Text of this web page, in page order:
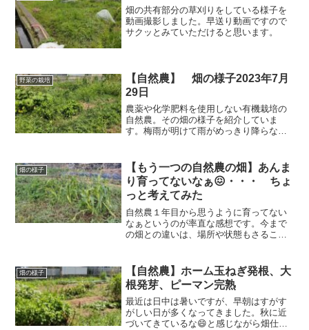
畑の共有部分の草刈りをしている様子を
動画撮影しました。早送り動画ですので
サクッとみていただけると思います。
野菜の栽培
【自然農】 畑の様子2023年7月
29日
農薬や化学肥料を使用しない有機栽培の
自然農。その畑の様子を紹介していま
す。梅雨が明けて雨がめっきり降らなく
れしてしまう。刈らないと草に負ける
し、中途半端に刈ると永遠に草刈りをし
ないといけない。どうしたらいいの？
畑の様子
【もう一つの自然農の畑】あんま
り育ってないなぁ😖・・・ ちょ
っと考えてみた
自然農１年目から思うように育ってない
なぁというのが率直な感想です。今まで
の畑との違いは、場所や状態もさること
た畝と平畝で野菜の生育の違いを比較し
ようと思いましたよ。
畑の様子
【自然農】ホーム玉ねぎ発根、大
根発芽、ピーマン完熟
最近は日中は暑いですが、早朝はすがす
がしい日が多くなってきました。秋に近
づいてきているな😄と感じながら畑仕事